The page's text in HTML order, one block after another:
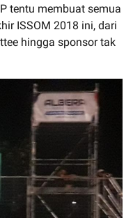
tentu membuat semua
ISSOM 2018 ini, dari
hingga sponsor tak